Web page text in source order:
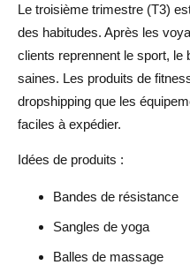
Le troisième trimestre (T3)
des habitudes. Après les
clients reprennent le sport, le
saines. Les produits de
dropshipping que les
faciles à expédier.
Idées de produits :
Bandes de résistance
Sangles de yoga
Balles de massage